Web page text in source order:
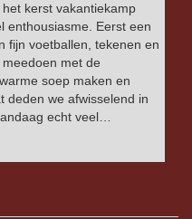
kerst vakantiekamp
enthousiasme. Eerst een
fijn voetballen, tekenen en
met de
soep maken en
deden we afwisselend in
echt veel…